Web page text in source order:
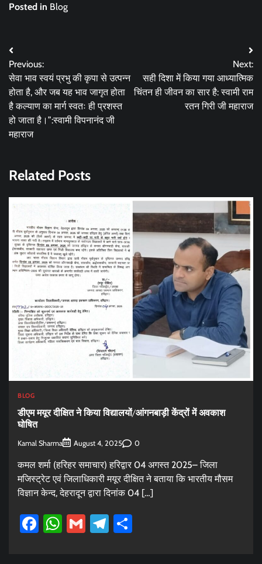
Posted in Blog
Post
navigation
Previous:
सेवा भाव स्वयं प्रभु की कृपा से उत्पन्न
होता है, और जब यह भाव जागृत होता
है कल्याण का मार्ग स्वतः ही प्रशस्त
हो जाता है।”:स्वामी विपनानंद जी
महाराज
Next:
सही दिशा में किया गया आध्यात्मिक
चिंतन ही जीवन का सार है: स्वामी राम
रतन गिरी जी महाराज
Related Posts
BLOG
डीएम मयूर दीक्षित ने किया विद्यालयों/आंगनबाड़ी केंद्रों में अवकाश
घोषित
Kamal Sharma August 4, 2025 0
कमल शर्मा (हरिहर समाचार) हरिद्वार 04 अगस्त 2025– जिला
मजिस्ट्रेट एवं जिलाधिकारी मयूर दीक्षित ने बताया कि भारतीय मौसम
विज्ञान केन्द, देहरादून द्वारा दिनांक 04 […]
Facebook
WhatsApp
GmailTelegram